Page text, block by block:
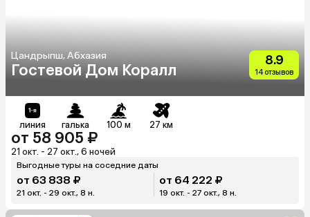
Цандрыпш, Абхазия
Гостевой Дом Коралл
8.9
14 отзывов
линия галька 100 м 27 км
от 58 905 ₽
21 окт. - 27 окт., 6 ночей
Выгодные туры на соседние даты
от 63 838 ₽
21 окт. - 29 окт., 8 н.
от 64 222 ₽
19 окт. - 27 окт., 8 н.